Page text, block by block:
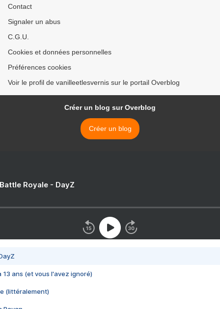
Contact
Signaler un abus
C.G.U.
Cookies et données personnelles
Préférences cookies
Voir le profil de vanilleetlesvernis sur le portail Overblog
Créer un blog sur Overblog
Créer un blog
Royale - DayZ
13 ans (et vous l'avez ignoré)
(littéralement)